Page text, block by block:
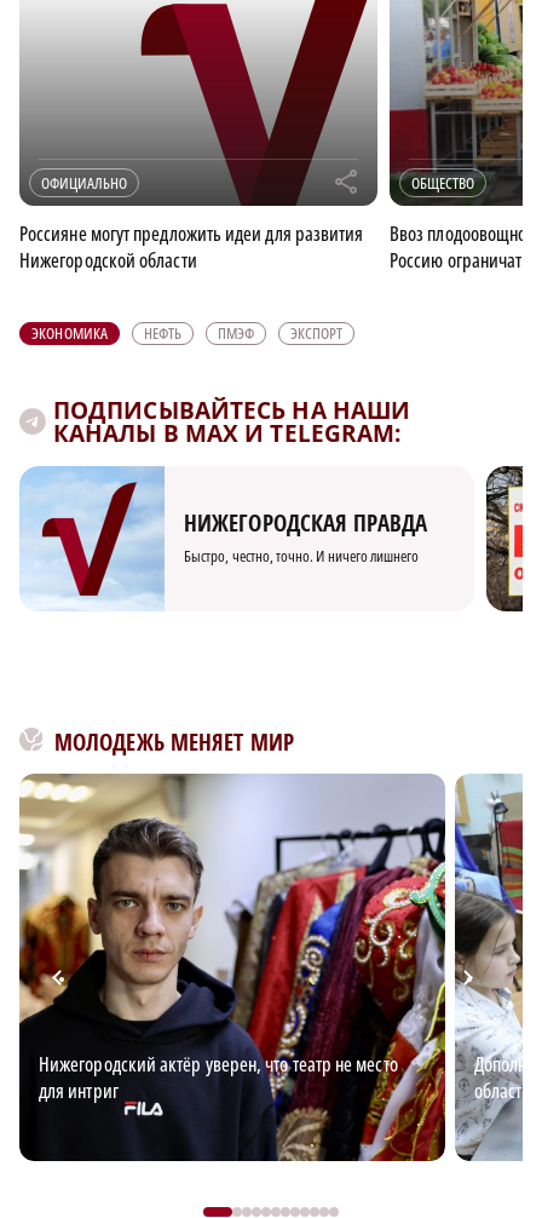
ОФИЦИАЛЬНО r
Россияне могут предложить идеи для развития
Нижегородской области
ОБЩЕСТВО
Ввоз
Россию ограничат с
ЭКОНОМИКА НЕФТЬ ПМЭФ ЭКСПОРТ
ПОДПИСЫВАЙТЕСЬ НА НАШИ
КАНАЛЫ В MAX И TELEGRAM:
НИЖЕГОРОДСКАЯ ПРАВДА
Быстро, честно, точно. И ничего лишнего
МОЛОДЕЖЬ МЕНЯЕТ МИР
Нижегородский актёр уверен, что театр не место
для интриг
области: